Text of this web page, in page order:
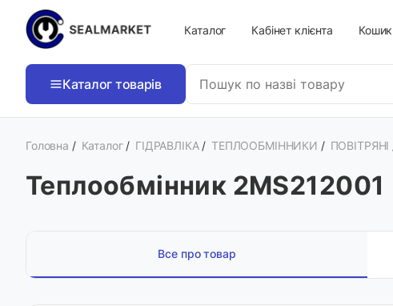
Каталог Кабінет клієнта Кошик
Каталог товарів
Головна / Каталог / ГІДРАВЛІКА /ТЕПЛООБМІННИКИ / ПОВІТРЯНІ
Теплообмінник
Все про товар